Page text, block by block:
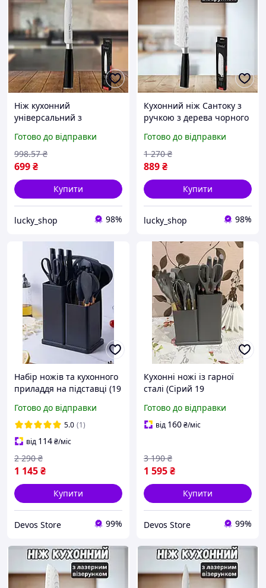
Ніж кухонний
універсальний з
гарний металевий 2.0 мм
для кухні з ручкою з
чорного дерева
Готово до відправки
699₴
998.57 ₴
Купити
lucky_shop 98%
Кухонний ніж Сантоку з
ручкою з дерева чорного
2.5 мм для кухні з
нержавіючої сталі
Готово до відправки
889₴
1 270 ₴
Купити
lucky_shop 98%
Набір ножів та кухонного
приладдя на підставці (19
із гарної сталі, THO
Готово до відправки
5.0 (1)
від 114₴/міс
1 145₴
2 290 ₴
Купити
Devos Store 99%
Кухонні ножі із гарної
сталі (Сірий 19
половників для кухні, DVS
Готово до відправки
від 160₴/міс
1 595₴
3 190 ₴
Купити
Devos Store 99%